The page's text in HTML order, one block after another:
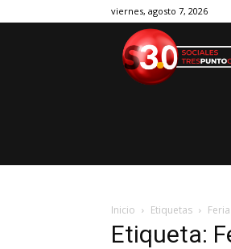
viernes, agosto 7, 2026
Inicio Etiquetas
Etiqueta: